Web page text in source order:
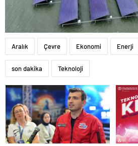
Aralık Çevre Ekonomi Enerji
son dakika Teknoloji